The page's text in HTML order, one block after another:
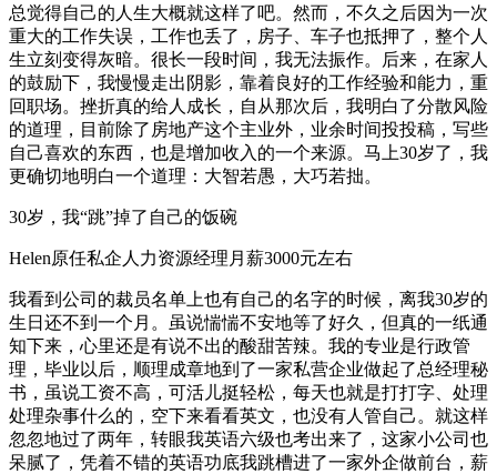
总觉得自己的人生大概就这样了吧。然而，不久之后因为一次
重大的工作失误，工作也丢了，房子、车子也抵押了，整个人
生立刻变得灰暗。很长一段时间，我无法振作。后来，在家人
的鼓励下，我慢慢走出阴影，靠着良好的工作经验和能力，重
回职场。挫折真的给人成长，自从那次后，我明白了分散风险
的道理，目前除了房地产这个主业外，业余时间投投稿，写些
自己喜欢的东西，也是增加收入的一个来源。马上30岁了，我
更确切地明白一个道理：大智若愚，大巧若拙。
30岁，我“跳”掉了自己的饭碗
Helen原任私企人力资源经理月薪3000元左右
我看到公司的裁员名单上也有自己的名字的时候，离我30岁的
生日还不到一个月。虽说惴惴不安地等了好久，但真的一纸通
知下来，心里还是有说不出的酸甜苦辣。我的专业是行政管
理，毕业以后，顺理成章地到了一家私营企业做起了总经理秘
书，虽说工资不高，可活儿挺轻松，每天也就是打打字、处理
处理杂事什么的，空下来看看英文，也没有人管自己。就这样
忽忽地过了两年，转眼我英语六级也考出来了，这家小公司也
呆腻了，凭着不错的英语功底我跳槽进了一家外企做前台，薪